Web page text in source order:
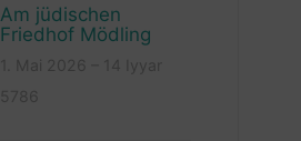
Am jüdischen
Friedhof Mödling